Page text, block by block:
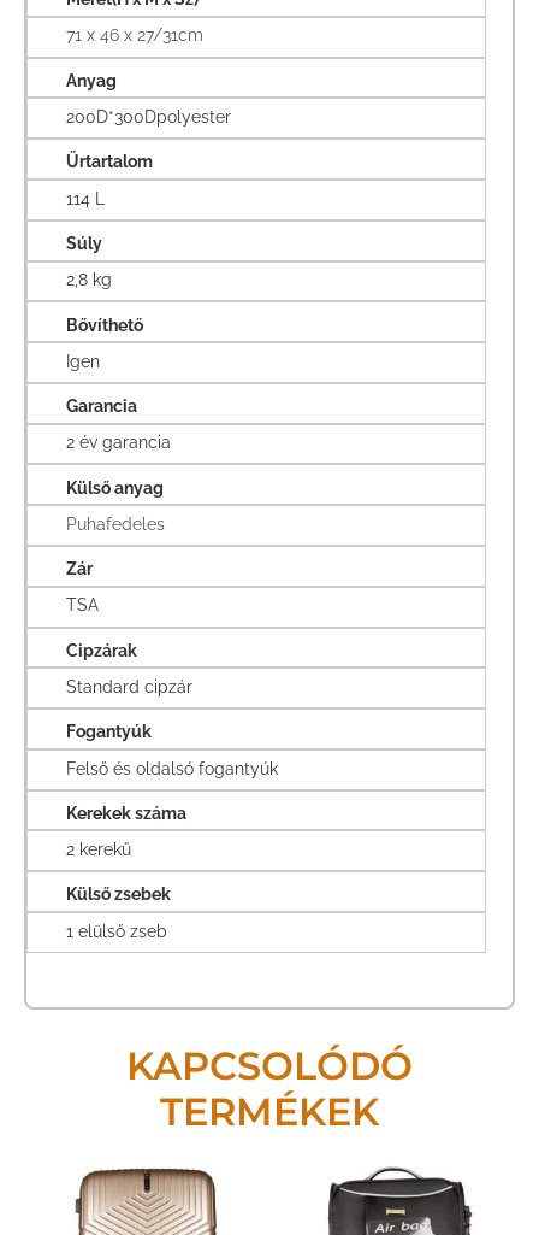
71 x 46 x 27/31cm
Anyag
200D*300Dpolyester
Űrtartalom
114 L
Súly
2,8 kg
Bővíthető
Igen
Garancia
2 év garancia
Külső anyag
Puhafedeles
Zár
TSA
Cipzárak
Standard cipzár
Fogantyúk
Felső és oldalsó fogantyúk
Kerekek száma
2 kerekű
Külső zsebek
1 elülső zseb
KAPCSOLÓDÓ
TERMÉKEK